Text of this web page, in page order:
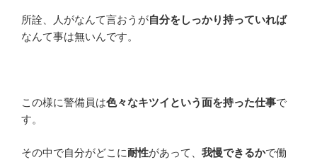
所詮、人がなんて言おうが自分をしっかり持っていれば
なんて事は無いんです。
この様に警備員は色々なキツイという面を持った仕事で
す。
その中で自分がどこに耐性があって、 我慢できるかで働